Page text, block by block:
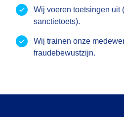
Wij voeren toetsingen uit
sanctietoets).
Wij trainen onze
fraudebewustzijn.